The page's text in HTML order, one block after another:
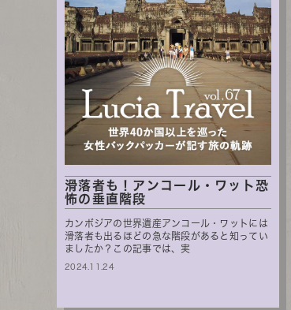
滑落者も！アンコール・ワット恐
怖の垂直階段
カンボジアの世界遺産アンコール・ワットには
滑落者も出るほどの急な階段があると知ってい
ましたか？この記事では、実
2024.11.24